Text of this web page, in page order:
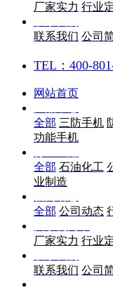
厂家实力 行业
联系我们 公司
TEL：400-
网站首页
全部 三防手机
功能手机
全部 石油化工
业制造
全部 公司动态
厂家实力 行业
联系我们 公司